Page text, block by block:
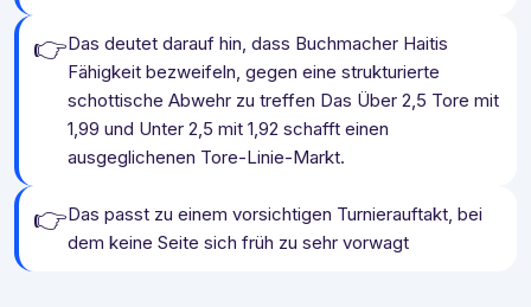
👉Das deutet darauf hin, dass Buchmacher Haitis
Fähigkeit bezweifeln, gegen eine strukturierte
schottische Abwehr zu treffen Das Über 2,5 Tore mit
1,99 und Unter 2,5 mit 1,92 schafft einen
ausgeglichenen Tore-Linie-Markt.
👉Das passt zu einem vorsichtigen Turnierauftakt, bei
dem keine Seite sich früh zu sehr vorwagt